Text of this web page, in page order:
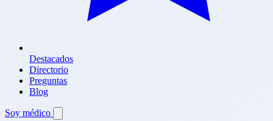
Destacados
Directorio
Preguntas
Blog
Soy médico